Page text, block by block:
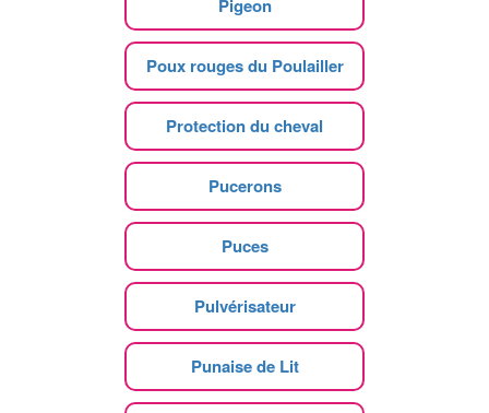
Pigeon
Poux rouges du Poulailler
Protection du cheval
Pucerons
Puces
Pulvérisateur
Punaise de Lit